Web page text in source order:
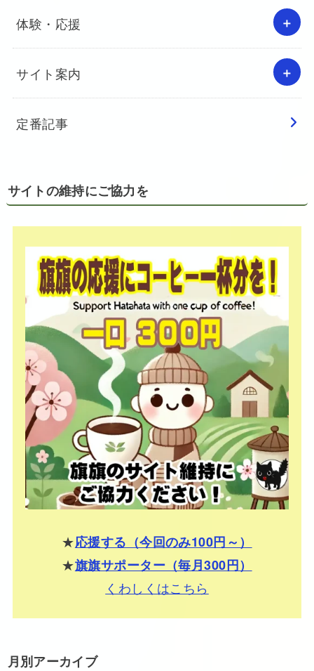
体験・応援
サイト案内
定番記事
サイトの維持にご協力を
★応援する（今回のみ100円～）
★旗旗サポーター（毎月300円）
くわしくはこちら
月別アーカイブ